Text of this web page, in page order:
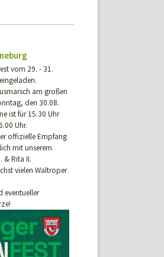
vom 29. - 31.
am großen
den 30.08.
ist für 15.30 Uhr
Uhr.
offizielle Empfang
mit unserem
& Rita II.
vielen Waltroper
eventueller